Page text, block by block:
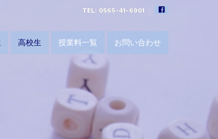
TEL: 0565-41-6901
高校生 授業料一覧 お問い合わせ